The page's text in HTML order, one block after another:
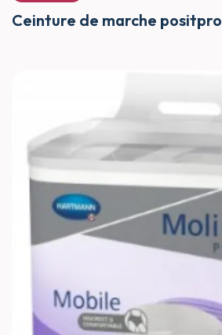
Ceinture de marche positpro